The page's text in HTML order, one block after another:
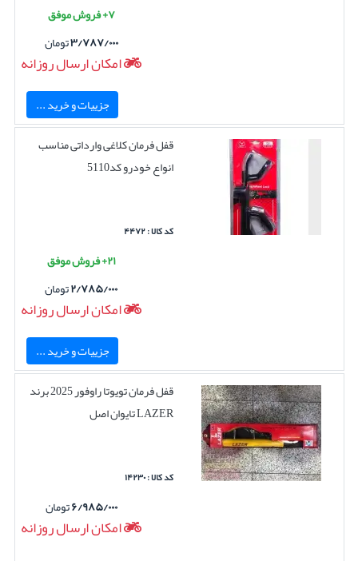
۷+ فروش موفق
۳/۷۸۷/۰۰۰تومان
امکان ارسال روزانه
جزییات و خرید ...
قفل فرمان کلاغی وارداتی مناسب
انواع خودرو کد5110
کد کالا : ۴۴۷۲
۲۱+ فروش موفق
۲/۷۸۵/۰۰۰تومان
امکان ارسال روزانه
جزییات و خرید ...
قفل فرمان تویوتا راوفور 2025 برند
LAZER تایوان اصل
کد کالا : ۱۴۲۳۰
۶/۹۸۵/۰۰۰تومان
امکان ارسال روزانه